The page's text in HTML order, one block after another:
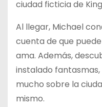
ciudad ficticia de
Al llegar, Michael
cuenta de que
ama. Además,
instalado
mucho sobre la
mismo.